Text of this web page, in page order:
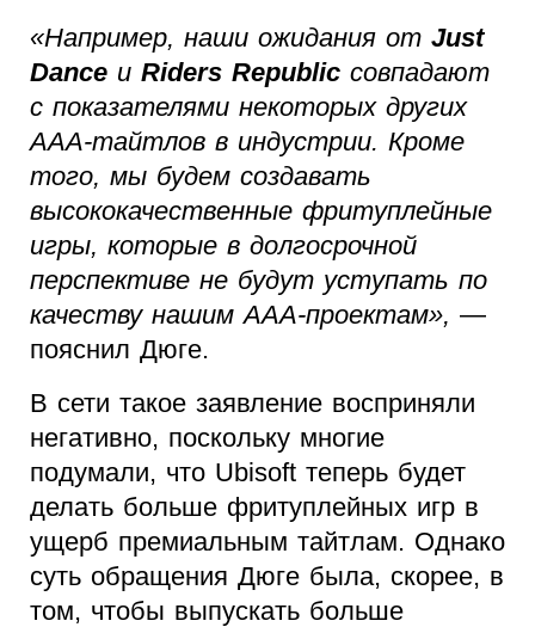
«Например, наши ожидания от Just
Dance и Riders Republic совпадают
с показателями некоторых других
AAA-тайтлов в индустрии. Кроме
того, мы будем создавать
высококачественные фритуплейные
игры, которые в долгосрочной
перспективе не будут уступать по
качеству нашим AAA-проектам», —
пояснил Дюге.
В сети такое заявление восприняли
негативно, поскольку многие
подумали, что Ubisoft теперь будет
делать больше фритуплейных игр в
ущерб премиальным тайтлам. Однако
суть обращения Дюге была, скорее, в
том, чтобы выпускать больше